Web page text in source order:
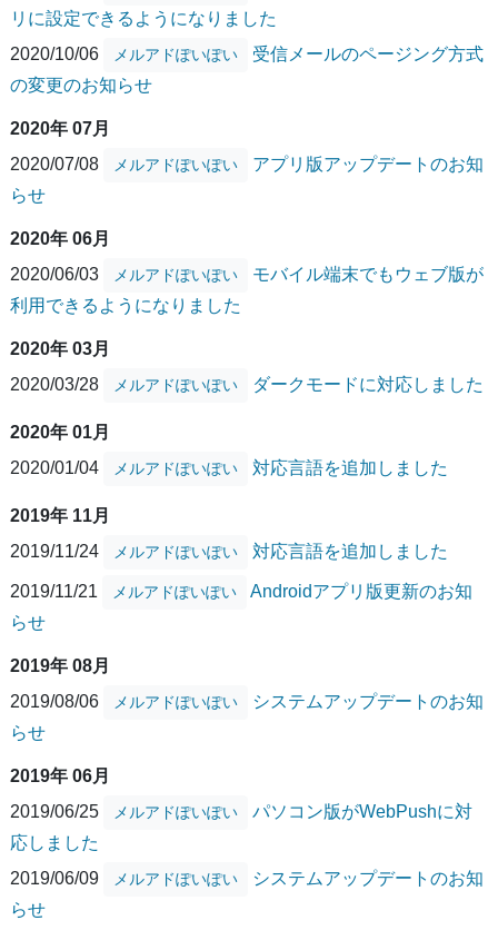
リに設定できるようになりました
2020/10/06
メルアドぽいぽい
受信メールのページング方式
の変更のお知らせ
2020年 07月
2020/07/08
メルアドぽいぽい
アプリ版アップデートのお知
らせ
2020年 06月
2020/06/03
メルアドぽいぽい
モバイル端末でもウェブ版が
利用できるようになりました
2020年 03月
2020/03/28
メルアドぽいぽい ダークモードに対応しました
2020年 01月
2020/01/04
メルアドぽいぽい 対応言語を追加しました
2019年 11月
2019/11/24
メルアドぽいぽい 対応言語を追加しました
2019/11/21 メルアドぽいぽい
Androidアプリ版更新のお知
らせ
2019年 08月
2019/08/06
メルアドぽいぽい
システムアップデートのお知
らせ
2019年 06月
2019/06/25
メルアドぽいぽい
パソコン版がWebPushに対
応しました
2019/06/09
メルアドぽいぽい
システムアップデートのお知
らせ